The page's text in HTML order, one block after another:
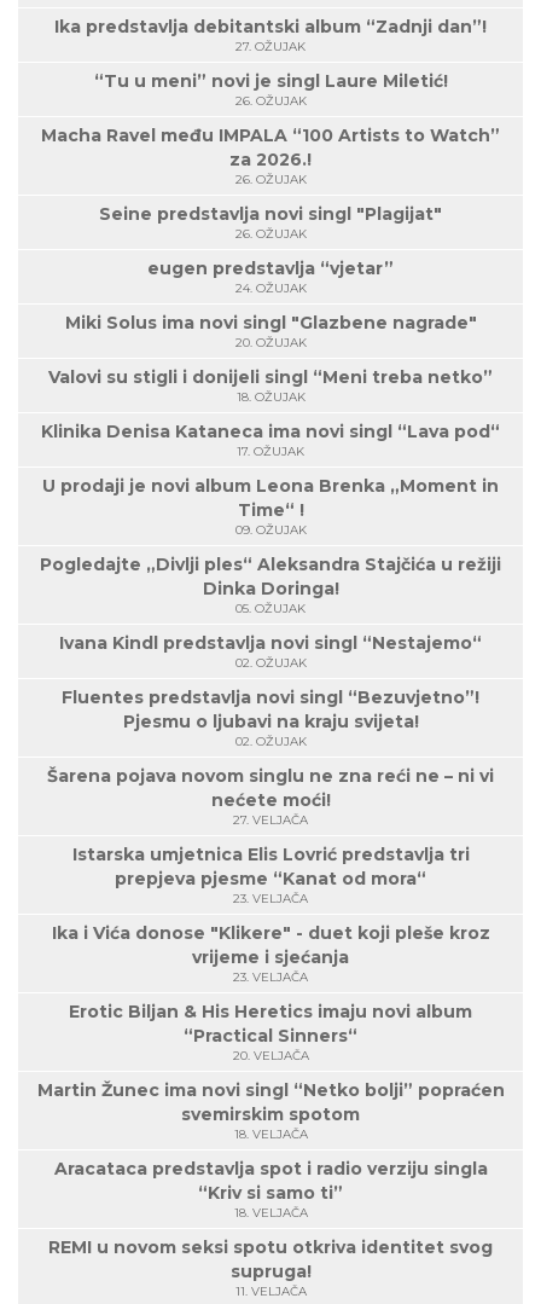
Ika predstavlja debitantski album “Zadnji dan”!
27. OŽUJAK
“Tu u meni” novi je singl Laure Miletić!
26. OŽUJAK
Macha Ravel među IMPALA “100 Artists to Watch”
za 2026.!
26. OŽUJAK
Seine predstavlja novi singl "Plagijat"
26. OŽUJAK
eugen predstavlja “vjetar”
24. OŽUJAK
Miki Solus ima novi singl "Glazbene nagrade"
20. OŽUJAK
Valovi su stigli i donijeli singl “Meni treba netko”
18. OŽUJAK
Klinika Denisa Kataneca ima novi singl “Lava pod“
17. OŽUJAK
U prodaji je novi album Leona Brenka „Moment in
Time“ !
09. OŽUJAK
Pogledajte „Divlji ples“ Aleksandra Stajčića u režiji
Dinka Doringa!
05. OŽUJAK
Ivana Kindl predstavlja novi singl “Nestajemo“
02. OŽUJAK
Fluentes predstavlja novi singl “Bezuvjetno”!
Pjesmu o ljubavi na kraju svijeta!
02. OŽUJAK
Šarena pojava novom singlu ne zna reći ne – ni vi
nećete moći!
27. VELJAČA
Istarska umjetnica Elis Lovrić predstavlja tri
prepjeva pjesme “Kanat od mora“
23. VELJAČA
Ika i Vića donose "Klikere" - duet koji pleše kroz
vrijeme i sjećanja
23. VELJAČA
Erotic Biljan & His Heretics imaju novi album
“Practical Sinners“
20. VELJAČA
Martin Žunec ima novi singl “Netko bolji” popraćen
svemirskim spotom
18. VELJAČA
Aracataca predstavlja spot i radio verziju singla
“Kriv si samo ti”
18. VELJAČA
REMI u novom seksi spotu otkriva identitet svog
supruga!
11. VELJAČA